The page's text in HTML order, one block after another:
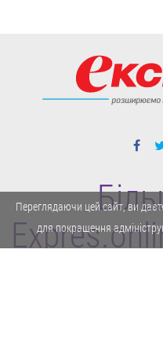
Переглядаючи цей сайт, ви
для покращення